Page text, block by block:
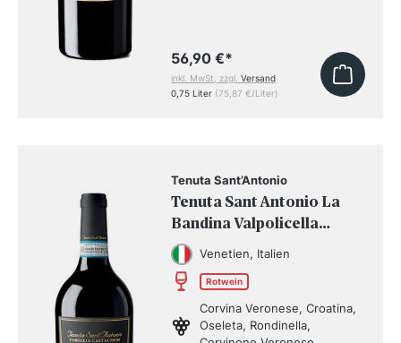
56,90 €*
inkl. MwSt, zzgl.Versand
0,75 Liter (75,87 €/Liter)
Tenuta Sant’Antonio
Tenuta Sant Antonio La
Bandina Valpolicella
Superiore DOC 2022
Venetien, Italien
Rotwein
Corvina Veronese, Croatina,
Oseleta, Rondinella,